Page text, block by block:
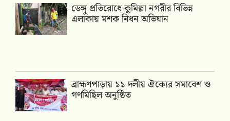
ডেঙ্গু প্রতিরোধে কুমিল্লা নগরীর বিভিন্ন
এলাকায় মশক নিধন অভিযান
‎ব্রাহ্মণপাড়ায় ১১ দলীয় ঐক্যের সমাবেশ ও
গণমিছিল অনুষ্ঠিত